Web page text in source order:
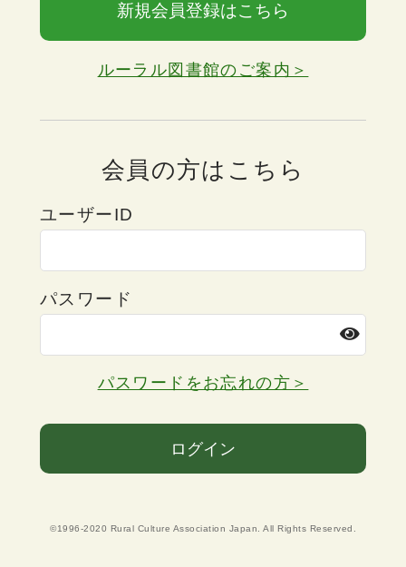
新規会員登録はこちら
ルーラル図書館のご案内＞
会員の方はこちら
ユーザーID
パスワード
パスワードをお忘れの方＞
ログイン
©1996-2020 Rural Culture Association Japan. All Rights Reserved.